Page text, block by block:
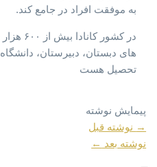
به موفقت افراد در جامع کند.
در کشور
های دبستان، دبیرستان،
تحصیل هست
پیمایش نوشته
→ نوشته قبل
نوشته بعد ←